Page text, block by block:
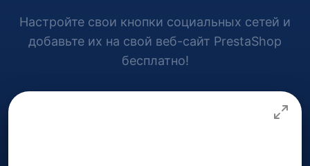
Настройте свои кнопки социальных сетей и
добавьте их на свой веб-сайт PrestaShop
бесплатно!